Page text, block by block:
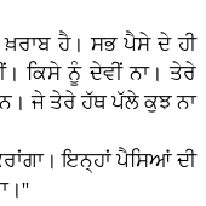
ਹੈ। ਸਭ ਪੈਸੇ ਦੇ ਹੀ
ਕਿਸੇ ਨੂੰ ਦੇਵੀਂ ਨਾ। ਤੇਰੇ
ਜੇ ਤੇਰੇ ਹੱਥ ਪੱਲੇ ਕੁਝ ਨਾ
ਇਨ੍ਹਾਂ ਪੈਸਿਆਂ ਦੀ